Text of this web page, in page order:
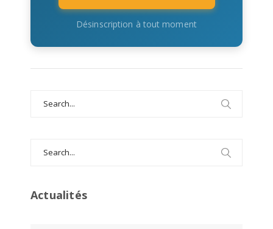
Désinscription à tout moment
Actualités